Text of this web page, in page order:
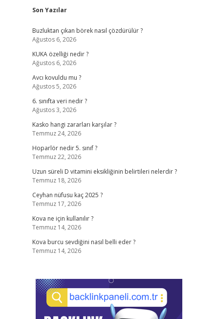
Sidebar
Son Yazılar
Buzluktan çıkan börek nasıl çözdürülür ?
Ağustos 6, 2026
KUKA özelliği nedir ?
Ağustos 6, 2026
Avcı kovuldu mu ?
Ağustos 5, 2026
6. sınıfta veri nedir ?
Ağustos 3, 2026
Kasko hangi zararları karşılar ?
Temmuz 24, 2026
Hoparlör nedir 5. sınıf ?
Temmuz 22, 2026
Uzun süreli D vitamini eksikliğinin belirtileri nelerdir ?
Temmuz 18, 2026
Ceyhan nüfusu kaç 2025 ?
Temmuz 17, 2026
Kova ne için kullanılır ?
Temmuz 14, 2026
Kova burcu sevdiğini nasıl belli eder ?
Temmuz 14, 2026